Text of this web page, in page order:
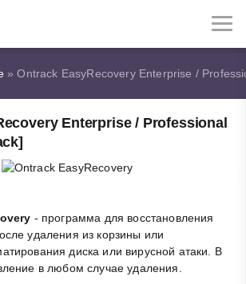
» Ontrack EasyRecovery Enterprise /
Enterprise / Professional
- программа для восстановления
удаления из корзины или
диска или вирусной атаки. В
в любом случае удаления.